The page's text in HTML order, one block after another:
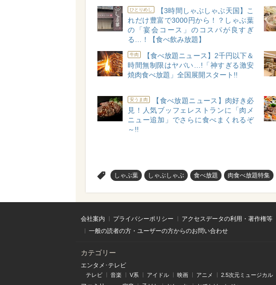
ひとりめし
【3時間しゃぶしゃぶ天国】こ
れだけ豊富で3000円から！？しゃぶ葉
の「宴会コース」のコスパが良すぎ
る…！【食べ飲み放題】
牛肉
【食べ放題ニュース】2千円以下＆
時間無制限はヤバい…!「神すぎる激安
焼肉食べ放題」全国展開スタート!!
安うま肉
【食べ放題ニュース】肉好き必
見！人気ブッフェレストランに「肉メ
ニュー追加」でさらに食べまくれるぞ
～!!
しゃぶ葉 しゃぶしゃぶ 食べ放題 肉食べ放題特集
会社案内 プライバシーポリシー アクセスデータの利用・著作権等
一般の読者の方・ユーザーの方からのお問い合わせ
カテゴリー
エンタメ･テレビ
テレビ 音楽 V系 アイドル 映画 アニメ 2.5次元ミュージカル